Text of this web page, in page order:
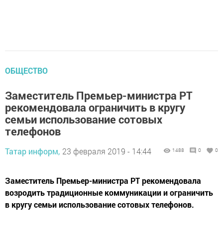
ОБЩЕСТВО
Заместитель Премьер-министра РТ
рекомендовала ограничить в кругу
семьи использование сотовых
телефонов
Татар информ, 23 февраля 2019 - 14:44 1488 0 0
Заместитель Премьер-министра РТ рекомендовала
возродить традиционные коммуникации и ограничить
в кругу семьи использование сотовых телефонов.